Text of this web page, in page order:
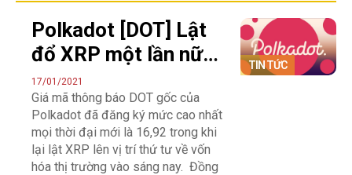
TIN TỨC
Polkadot [DOT] Lật
đổ XRP một lần nữa
để có vị trí thứ tư,
giá DOT làm tăng giá
của tiền điện tử
chính...
17/01/2021
Giá mã thông báo DOT gốc của
Polkadot đã đăng ký mức cao nhất
mọi thời đại mới là 16,92 trong khi
lại lật XRP lên vị trí thứ tư về vốn
hóa thị trường vào sáng nay. Đồng